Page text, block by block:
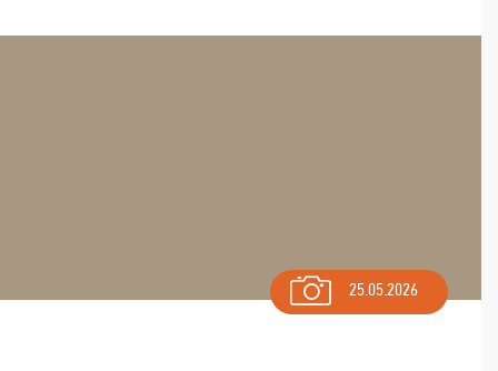
25.05.2026